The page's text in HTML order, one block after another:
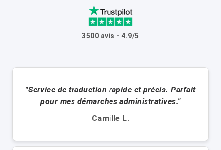
3500 avis - 4.9/5
"Service de traduction rapide et précis. Parfait
pour mes démarches administratives."
Camille L.